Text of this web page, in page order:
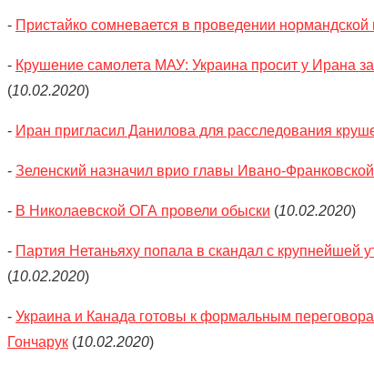
- Пристайко сомневается в проведении нормандской
- Крушение самолета МАУ: Украина просит у Ирана
(10.02.2020)
- Иран пригласил Данилова для расследования
- Зеленский назначил врио главы Ивано-
- В Николаевской ОГА провели обыски (10.02.2020)
- Партия Нетаньяху попала в скандал с крупнейшей
(10.02.2020)
- Украина и Канада готовы к формальным
Гончарук (10.02.2020)